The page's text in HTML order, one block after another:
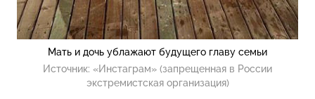
Мать и дочь ублажают будущего главу семьи
Источник: «Инстаграм» (запрещенная в России
экстремистская организация)